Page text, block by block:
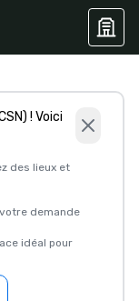
! Voici
des lieux et
demande
idéal pour